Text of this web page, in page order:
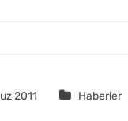
2011 Haberler